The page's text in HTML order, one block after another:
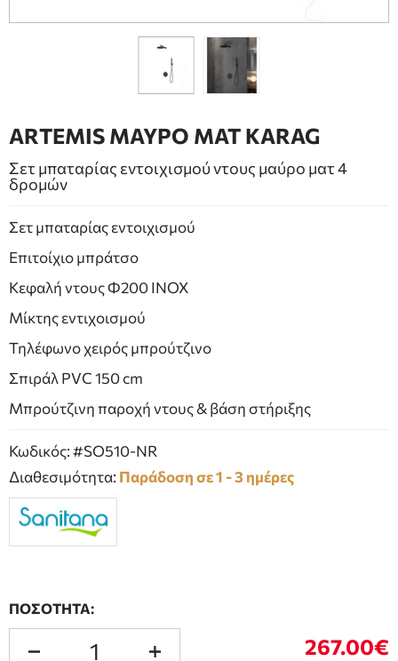
ΤΖΑΚΙ
ARTEMIS ΜΑΥΡΟ ΜΑΤ KARAG
Σετ μπαταρίας εντοιχισμού ντους μαύρο ματ 4
δρομών
Σετ μπαταρίας εντοιχισμού
Επιτοίχιο μπράτσο
Κεφαλή ντους Φ200 ΙΝΟΧ
Μίκτης εντιχοισμού
Τηλέφωνο χειρός μπρούτζινο
Σπιράλ PVC 150 cm
Μπρούτζινη παροχή ντους & βάση στήριξης
Κωδικός: #SO510-NR
Διαθεσιμότητα: Παράδοση σε 1 - 3 ημέρες
ΠΟΣΟΤΗΤΑ:
267.00€